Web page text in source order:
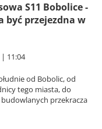
S11 Bobolice -
być przejezdna w
| 11:04
od Bobolic, od
tego miasta, do
przekracza